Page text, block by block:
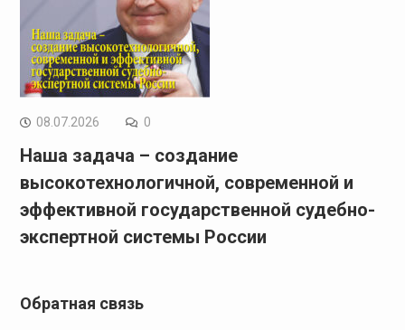
08.07.2026 0
Наша задача – создание
высокотехнологичной, современной и
эффективной государственной судебно-
экспертной системы России
Обратная связь